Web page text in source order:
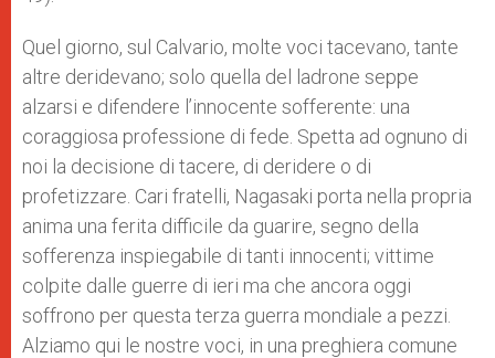
Quel giorno, sul Calvario, molte voci tacevano, tante
altre deridevano; solo quella del ladrone seppe
alzarsi e difendere l’innocente sofferente: una
coraggiosa professione di fede. Spetta ad ognuno di
noi la decisione di tacere, di deridere o di
profetizzare. Cari fratelli, Nagasaki porta nella propria
anima una ferita difficile da guarire, segno della
sofferenza inspiegabile di tanti innocenti; vittime
colpite dalle guerre di ieri ma che ancora oggi
soffrono per questa terza guerra mondiale a pezzi.
Alziamo qui le nostre voci, in una preghiera comune